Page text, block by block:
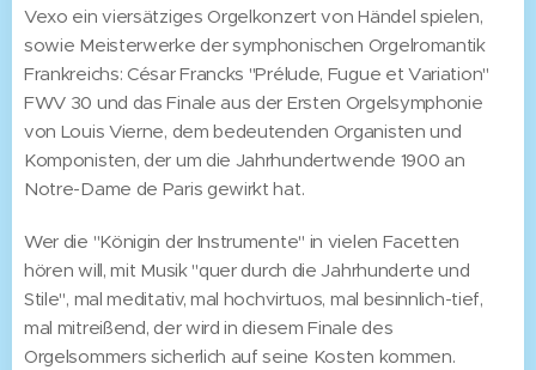
Vexo ein viersätziges Orgelkonzert von Händel spielen,
sowie Meisterwerke der symphonischen Orgelromantik
Frankreichs: César Francks "Prélude, Fugue et Variation"
FWV 30 und das Finale aus der Ersten Orgelsymphonie
von Louis Vierne, dem bedeutenden Organisten und
Komponisten, der um die Jahrhundertwende 1900 an
Notre-Dame de Paris gewirkt hat.
Wer die "Königin der Instrumente" in vielen Facetten
hören will, mit Musik "quer durch die Jahrhunderte und
Stile", mal meditativ, mal hochvirtuos, mal besinnlich-tief,
mal mitreißend, der wird in diesem Finale des
Orgelsommers sicherlich auf seine Kosten kommen.